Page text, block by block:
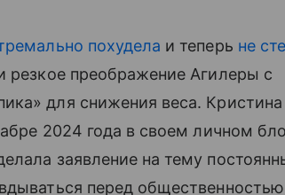
похудела и теперь не
резкое преображение Агилеры с
для снижения веса.
2024 года в своем личном
заявление на тему
перед